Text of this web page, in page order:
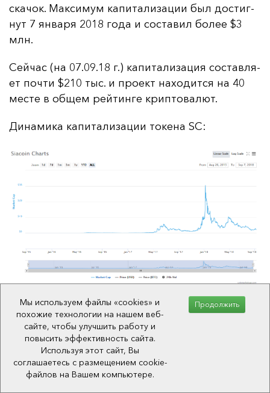
ска­чок. Мак­си­мум ка­пи­та­ли­за­ции был дос­тиг­
нут 7 ян­ва­ря 2018 го­да и сос­та­вил бо­лее $3
млн.
Сей­час (на 07.09.18 г.) ка­пи­та­ли­за­ция сос­тав­ля­
ет поч­ти $210 тыс. и про­ект на­хо­дит­ся на 40
мес­те в об­щем рей­тин­ге крип­то­ва­лют.
Ди­на­ми­ка ка­пи­та­ли­за­ции то­ке­на SC:
Динамика цены токена
Ди­на­ми­ка це­ны то­ке­на кор­ре­ли­ру­ет­ся с ди­на­
ми­кой ка­пи­та­ли­за­ции. В те­че­ние пер­вых по­лу­
то­ра лет наб­лю­дал­ся плав­ный ста­биль­ный
рост, а с мая 2017 го­да на­чи­на­ет­ся пе­ри­од вы­
Мы используем файлы «cookies» и
похожие технологии на нашем веб-
сайте, чтобы улучшить работу и
повысить эффективность сайта.
Используя этот сайт, Вы
соглашаетесь с размещением cookie-
файлов на Вашем компьютере.
Продолжить